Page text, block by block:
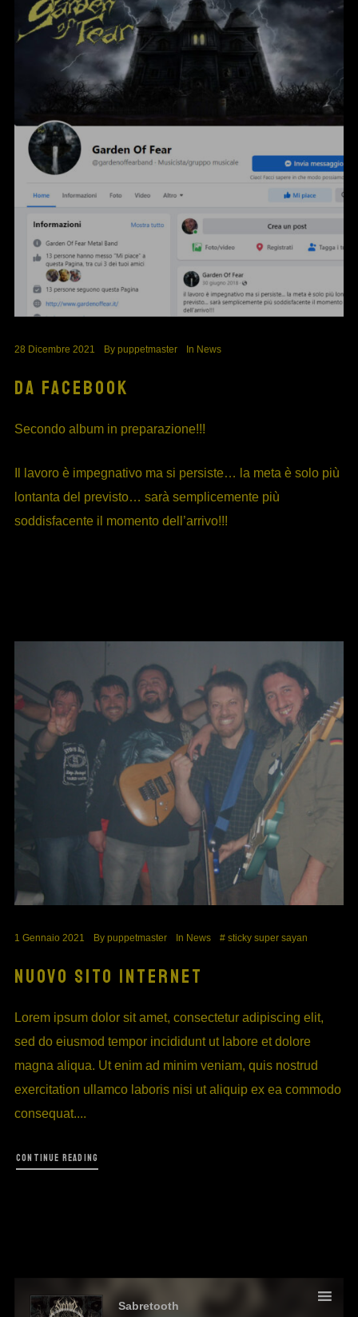
28 Dicembre 2021 By puppetmaster In News
DA FACEBOOK
Secondo album in preparazione!!!
Il lavoro è impegnativo ma si persiste… la meta è solo più
lontanta del previsto… sarà semplicemente più
soddisfacente il momento dell’arrivo!!!
1 Gennaio 2021 By puppetmaster In News # sticky super sayan
NUOVO SITO INTERNET
Lorem ipsum dolor sit amet, consectetur adipiscing elit,
sed do eiusmod tempor incididunt ut labore et dolore
magna aliqua. Ut enim ad minim veniam, quis nostrud
exercitation ullamco laboris nisi ut aliquip ex ea commodo
consequat....
CONTINUE READING
Sabretooth